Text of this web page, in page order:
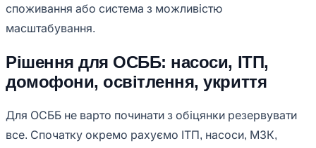
споживання або система з можливістю
масштабування.
Рішення для ОСББ: насоси, ІТП,
домофони, освітлення, укриття
Для ОСББ не варто починати з обіцянки резервувати
все. Спочатку окремо рахуємо ІТП, насоси, МЗК,